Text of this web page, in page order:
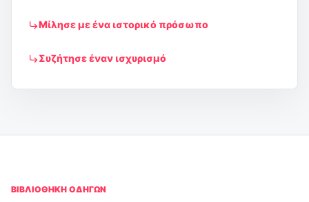
Μίλησε με ένα ιστορικό πρόσωπο
Συζήτησε έναν ισχυρισμό
ΒΙΒΛΙΟΘΉΚΗ ΟΔΗΓΏΝ